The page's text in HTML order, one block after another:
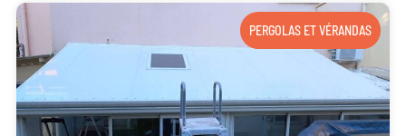
PERGOLAS ET VÉRANDAS